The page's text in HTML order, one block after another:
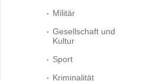
Militär
Gesellschaft und
Kultur
Sport
Kriminalität